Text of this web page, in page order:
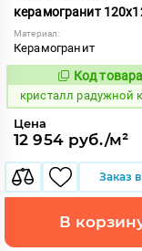
керамогранит
Материал:
Керамогранит
822040
Код
кристалл радужной
Цена
12 954 руб./м²
Заказ
В